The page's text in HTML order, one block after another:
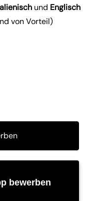
und Englisch
von Vorteil)
bewerben